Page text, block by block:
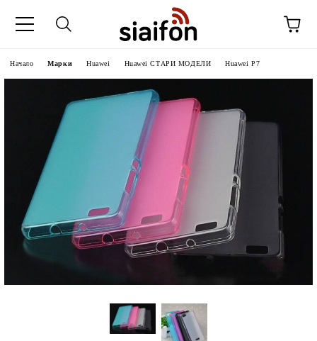
Начало Марки Huawei Huawei СТАРИ МОДЕЛИ Huawei P7